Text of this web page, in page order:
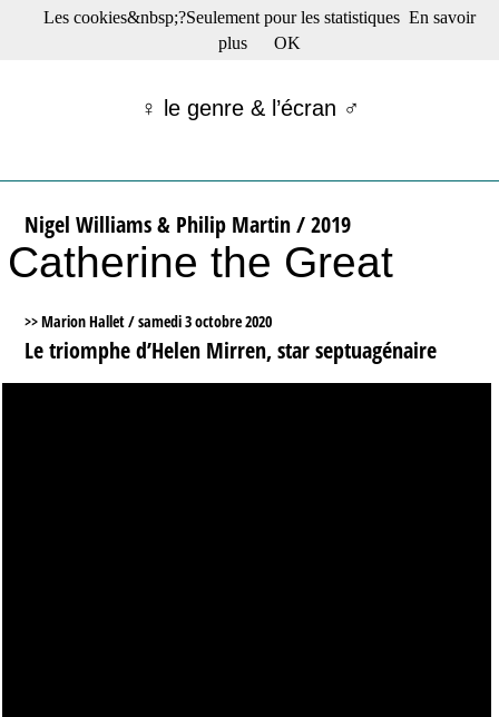
☰ Menu
Films récents
Tribunes
Bloc-notes
Archives
S’abonner à la Lettre !
♀ le genre & l’écran ♂
Nigel Williams & Philip Martin / 2019
Catherine the Great
>> Marion Hallet /samedi 3 octobre 2020
Le triomphe d’Helen Mirren, star septuagénaire
Les cookies&nbsp;?Seulement pour les statistiques En savoir
plus
OK